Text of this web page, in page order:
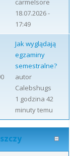
carmelsore
18.07.2026 -
17:49
Jak wyglądają
egzaminy
semestralne?
autor
Calebshugs
1 godzina 42
minuty temu